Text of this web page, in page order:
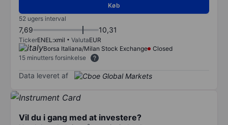
Køb
52 ugers interval
7,69 10,31
TickerENEL:xmil ValutaEUR
Borsa Italiana/Milan Stock Exchange
Closed
15 minutters forsinkelse
Data leveret af
Vil du i gang med at investere?